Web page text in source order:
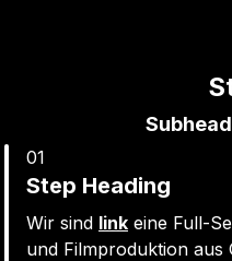
01
Step Heading
Wir sind link eine Full-
und Filmproduktion aus